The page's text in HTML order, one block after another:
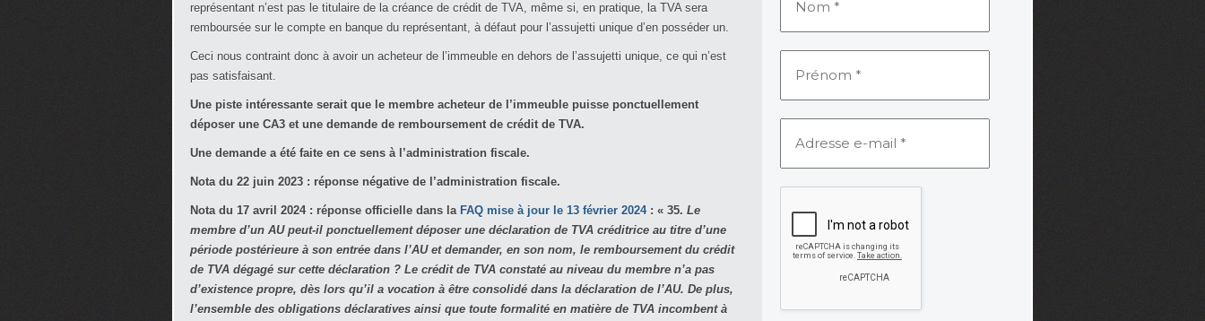
représentant n’est pas le titulaire de la créance de crédit de TVA, même si, en pratique, la TVA sera
remboursée sur le compte en banque du représentant, à défaut pour l’assujetti unique d’en posséder un.
Ceci nous contraint donc à avoir un acheteur de l’immeuble en dehors de l’assujetti unique, ce qui n’est
pas satisfaisant.
Une piste intéressante serait que le membre acheteur de l’immeuble puisse ponctuellement
déposer une CA3 et une demande de remboursement de crédit de TVA.
Une demande a été faite en ce sens à l’administration fiscale.
Nota du 22 juin 2023 : réponse négative de l’administration fiscale.
Nota du 17 avril 2024 : réponse officielle dans la FAQ mise à jour le 13 février 2024: « 35. Le
membre d’un AU peut-il ponctuellement déposer une déclaration de TVA créditrice au titre d’une
période postérieure à son entrée dans l’AU et demander, en son nom, le remboursement du crédit
de TVA dégagé sur cette déclaration ? Le crédit de TVA constaté au niveau du membre n’a pas
d’existence propre, dès lors qu’il a vocation à être consolidé dans la déclaration de l’AU. De plus,
l’ensemble des obligations déclaratives ainsi que toute formalité en matière de TVA incombent à